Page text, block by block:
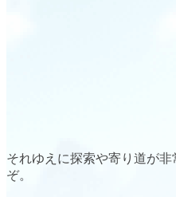
それゆえに探索や寄り道が非
ぞ。